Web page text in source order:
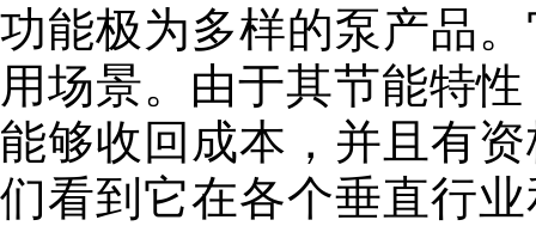
功能极为多样的泵产品
用场景。由于其节能特
能够收回成本，并且有
们看到它在各个垂直行